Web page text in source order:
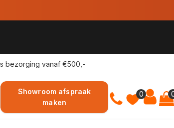
bezorging vanaf €500,-
0
Showroom afspraak
maken